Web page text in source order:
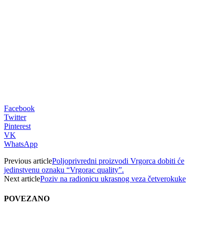
Facebook
Twitter
Pinterest
VK
WhatsApp
Previous articlePoljoprivredni proizvodi Vrgorca dobiti će
jedinstvenu oznaku “Vrgorac quality”.
Next articlePoziv na radionicu ukrasnog veza četverokuke
POVEZANO